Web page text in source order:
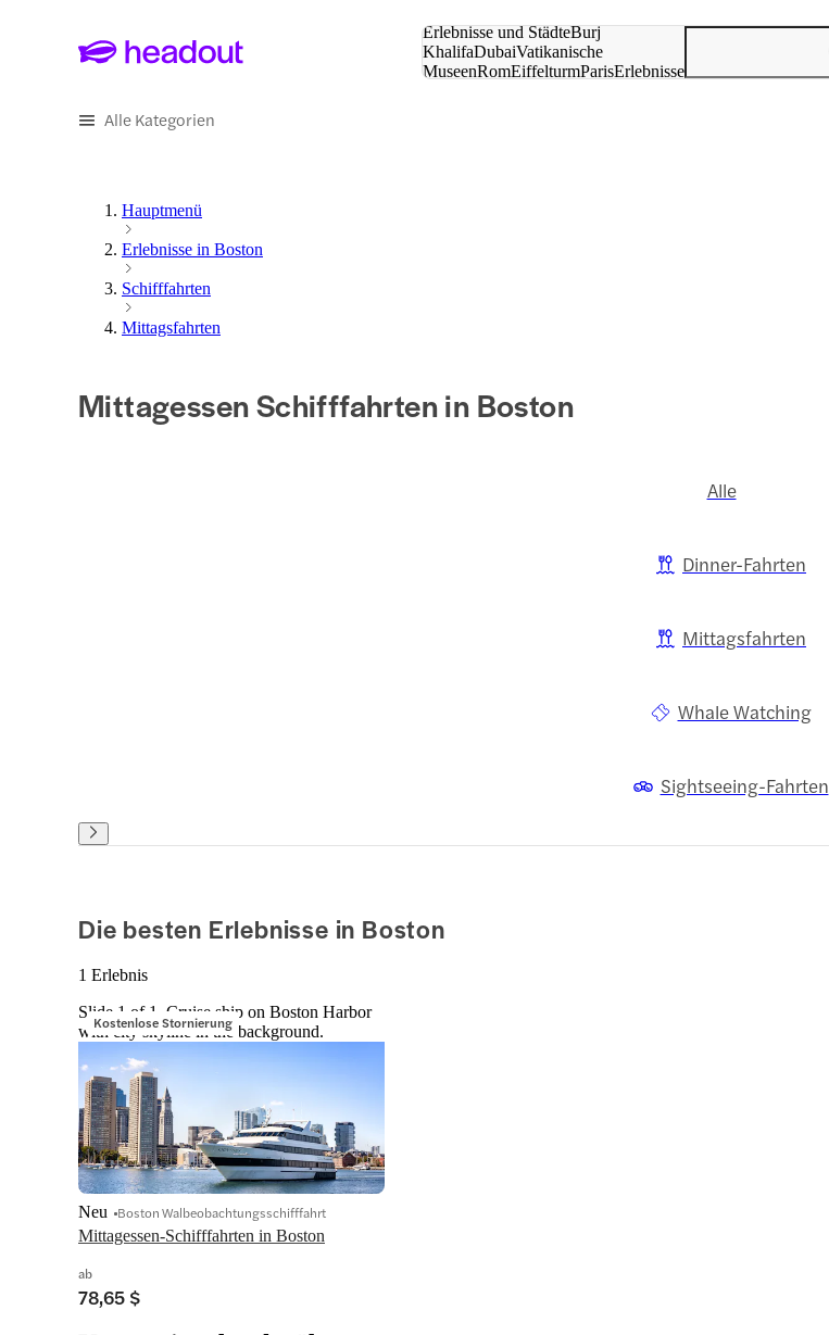
Erlebnisse und StädteBurj
KhalifaDubaiVatikanische
MuseenRomEiffelturmParisErlebnisse
Alle Kategorien
Hauptmenü
Erlebnisse in Boston
Schifffahrten
Mittagsfahrten
Mittagessen Schifffahrten in Boston
Alle
Dinner-Fahrten
Mittagsfahrten
Whale Watching
Sightseeing-Fahrten
Die besten Erlebnisse in Boston
1 Erlebnis
Kostenlose Stornierung
Slide 1 of 1, Cruise ship on Boston Harbor
with city skyline in the background.
Mittagessen-Schifffahrten in Boston
Neu Boston Walbeobachtungsschifffahrt
ab
78,65 $